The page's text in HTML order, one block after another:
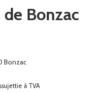
de Bonzac
Bonzac
à TVA